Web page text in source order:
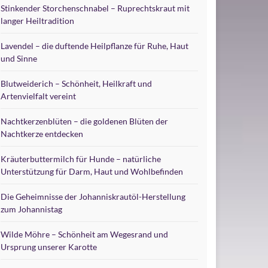
Stinkender Storchenschnabel – Ruprechtskraut mit
langer Heiltradition
Lavendel – die duftende Heilpflanze für Ruhe, Haut
und Sinne
Blutweiderich – Schönheit, Heilkraft und
Artenvielfalt vereint
Nachtkerzenblüten – die goldenen Blüten der
Nachtkerze entdecken
Kräuterbuttermilch für Hunde – natürliche
Unterstützung für Darm, Haut und Wohlbefinden
Die Geheimnisse der Johanniskrautöl-Herstellung
zum Johannistag
Wilde Möhre – Schönheit am Wegesrand und
Ursprung unserer Karotte